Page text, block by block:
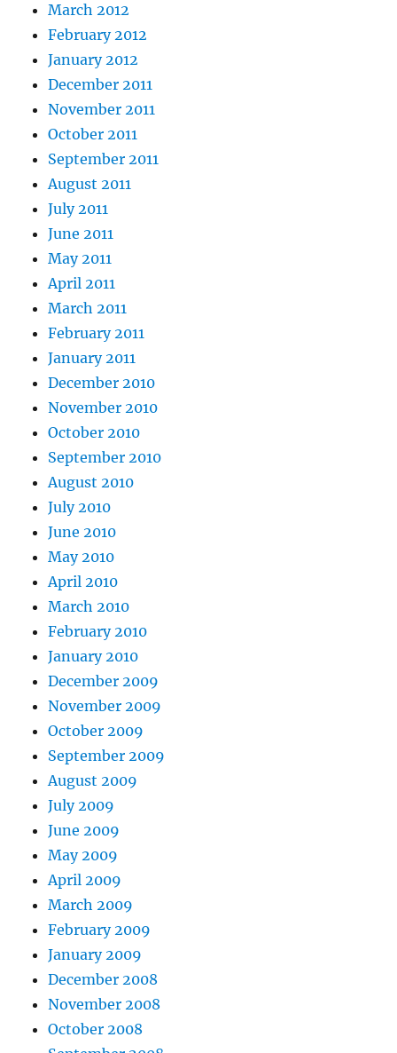
March 2012
February 2012
January 2012
December 2011
November 2011
October 2011
September 2011
August 2011
July 2011
June 2011
May 2011
April 2011
March 2011
February 2011
January 2011
December 2010
November 2010
October 2010
September 2010
August 2010
July 2010
June 2010
May 2010
April 2010
March 2010
February 2010
January 2010
December 2009
November 2009
October 2009
September 2009
August 2009
July 2009
June 2009
May 2009
April 2009
March 2009
February 2009
January 2009
December 2008
November 2008
October 2008